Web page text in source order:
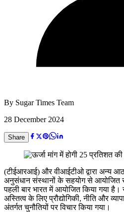
By Sugar Times Team
28 December 2024
Share
(टीईआरआई) और वीआईटीओ द्वारा अन्य आठ
अनुसंधान संस्थानों के सहयोग से आयोजित
पहली बार भारत में आयोजित किया गया
अस्तित्व के लिए प्रौद्योगिकी, नीति और
अंतर्गत चुनौतियों पर विचार किया गया।